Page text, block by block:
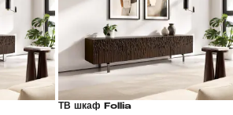
ТВ шкаф Follia